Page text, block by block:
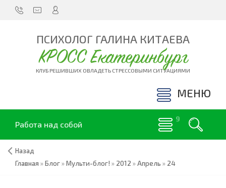
ПСИХОЛОГ ГАЛИНА КИТАЕВА
КРОСС Екатеринбург
КЛУБ РЕШИВШИХ ОВЛАДЕТЬ СТРЕССОВЫМИ СИТУАЦИЯМИ
МЕНЮ
Работа над собой
Назад
Главная »Блог»Мульти-блог! » 2012 »Апрель » 24